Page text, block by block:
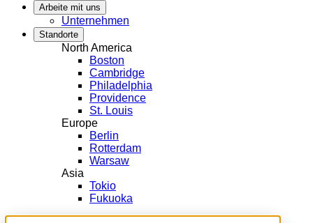
Arbeite mit uns
Unternehmen
Standorte
North America
Boston
Cambridge
Philadelphia
Providence
St. Louis
Europe
Berlin
Rotterdam
Warsaw
Asia
Tokio
Fukuoka